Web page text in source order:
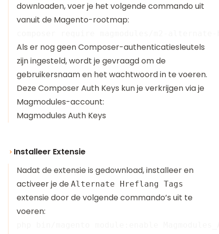
downloaden, voer je het volgende commando uit
vanuit de Magento-rootmap:
Als er nog geen Composer-authenticatiesleutels
zijn ingesteld, wordt je gevraagd om de
gebruikersnaam en het wachtwoord in te voeren.
Deze Composer Auth Keys kun je verkrijgen via je
Magmodules-account:
Magmodules Auth Keys
Installeer Extensie
Nadat de extensie is gedownload, installeer en
activeer je de Alternate Hreflang Tags
extensie door de volgende commando’s uit te
voeren: